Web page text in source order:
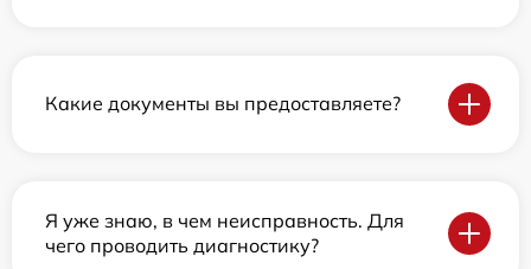
Какие документы вы предоставляете?
Я уже знаю, в чем неисправность. Для
чего проводить диагностику?